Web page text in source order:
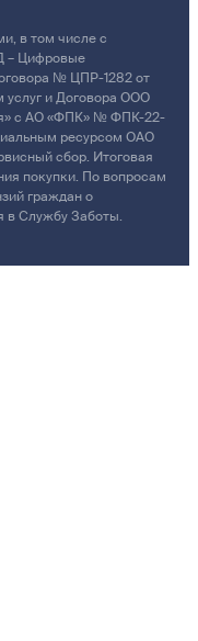
в том числе с
– Цифровые
№ ЦПР-1282 от
услуг и Договора ООО
с АО «ФПК» № ФПК-22-
ресурсом ОАО
сбор. Итоговая
покупки. По вопросам
граждан о
в Службу Заботы.